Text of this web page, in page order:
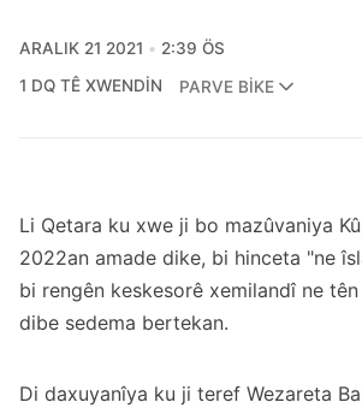
ARALIK 21 2021
2:39 ÖS
1 DQ TÊ XWENDIN
PARVE BIKE
Li Qetara ku xwe ji bo mazûvaniya
2022an amade dike, bi hinceta "ne
bi rengên keskesorê xemilandî ne
dibe sedema bertekan.
Di daxuyanîya ku ji teref Wezareta